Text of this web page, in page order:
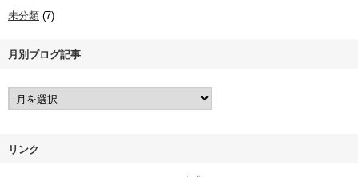
未分類 (7)
月別ブログ記事
リンク